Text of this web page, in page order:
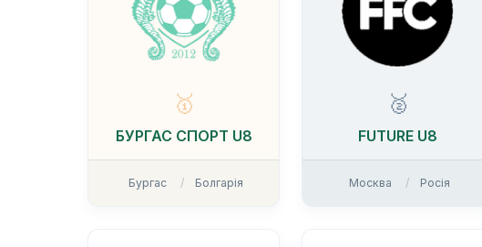
🥇
БУРГАС СПОРТ U8
Бургас Болгарія
🥈
FUTURE U8
Москва Росія